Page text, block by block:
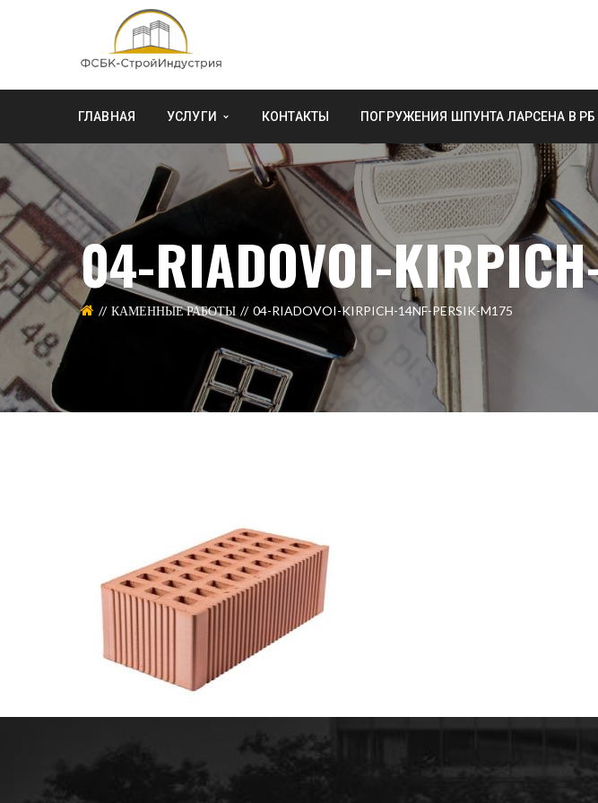
ГЛАВНАЯ УСЛУГИ КОНТАКТЫ ПОГРУЖЕНИЯ ШПУНТА ЛАРСЕНА В РБ
04-RIADOVOI-
КАМЕННЫЕ РАБОТЫ 04-RIADOVOI-KIRPICH-14NF-PERSIK-M175